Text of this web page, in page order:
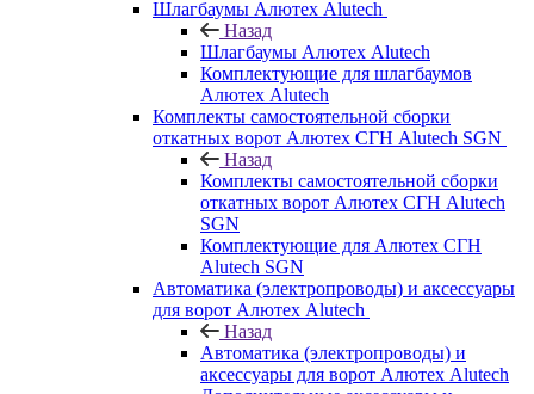
Шлагбаумы Алютех Alutech
Назад
Шлагбаумы Алютех Alutech
Комплектующие для шлагбаумов
Алютех Alutech
Комплекты самостоятельной сборки
откатных ворот Алютех СГН Alutech SGN
Назад
Комплекты самостоятельной сборки
откатных ворот Алютех СГН Alutech
SGN
Комплектующие для Алютех СГН
Alutech SGN
Автоматика (электропроводы) и аксессуары
для ворот Алютех Alutech
Назад
Автоматика (электропроводы) и
аксессуары для ворот Алютех Alutech